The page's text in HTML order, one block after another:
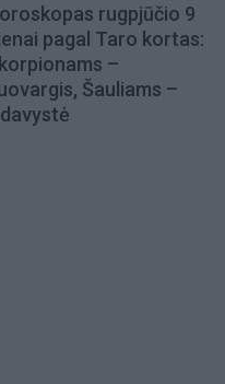
rugpjūčio 9
pagal Taro kortas:
–
Šauliams –